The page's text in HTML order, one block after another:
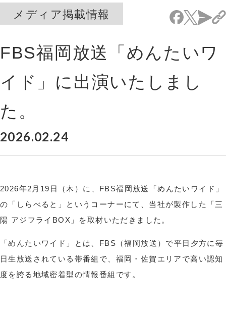
メディア掲載情報
FBS福岡放送「めんたいワ
イド」に出演いたしまし
た。
2026.02.24
2026年2月19日（木）に、FBS福岡放送「めんたいワイド」
の「しらべると」というコーナーにて、当社が製作した「三
陽 アジフライBOX」を取材いただきました。
「めんたいワイド」とは、FBS（福岡放送）で平日夕方に毎
日生放送されている帯番組で、福岡・佐賀エリアで高い認知
度を誇る地域密着型の情報番組です。